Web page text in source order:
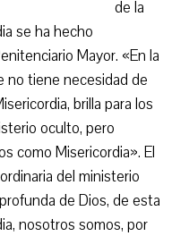
de la
se ha hecho
Mayor. «En la
no tiene necesidad de
brilla para los
oculto, pero
como Misericordia». El
del ministerio
de Dios, de esta
nosotros somos, por